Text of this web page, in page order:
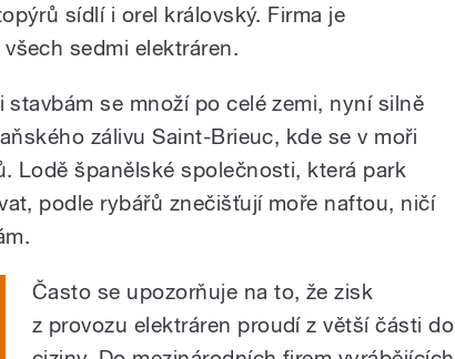
sídlí i orel královský. Firma je
sedmi elektráren.
stavbám se množí po celé zemi, nyní silně
zálivu Saint-Brieuc, kde se v moři
Lodě španělské společnosti, která park
podle rybářů znečišťují moře naftou, ničí
Často se upozorňuje na to, že zisk
z provozu elektráren proudí z větší části do